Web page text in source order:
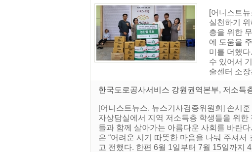
[어니스트
실천하기
층을 위한
에 도움을
미를 더했
수 있어서
술센터 소
한국도로공사서비스 강원권역본부, 저소득
[어니스트뉴스. 뉴스기사검증위원회] 손시
자상담실에서 지역 저소득층 학생들을 위
들과 함께 살아가는 아름다운 사회를 바란
은 “어려운 시기 따뜻한 마음을 나눠 주셔서
고 전했다. 한편 6월 1일부터 7월 15일까지